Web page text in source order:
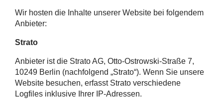
Wir hosten die Inhalte unserer Website bei folgendem
Anbieter:
Strato
Anbieter ist die Strato AG, Otto-Ostrowski-Straße 7,
10249 Berlin (nachfolgend „Strato“). Wenn Sie unsere
Website besuchen, erfasst Strato verschiedene
Logfiles inklusive Ihrer IP-Adressen.